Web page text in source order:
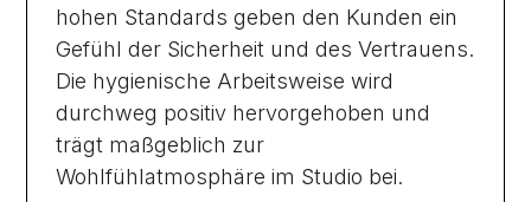
hohen Standards geben den Kunden ein
Gefühl der Sicherheit und des Vertrauens.
Die hygienische Arbeitsweise wird
durchweg positiv hervorgehoben und
trägt maßgeblich zur
Wohlfühlatmosphäre im Studio bei.